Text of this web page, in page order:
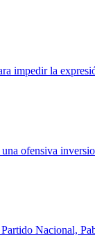
impedir la
ofensiva
Nacional,